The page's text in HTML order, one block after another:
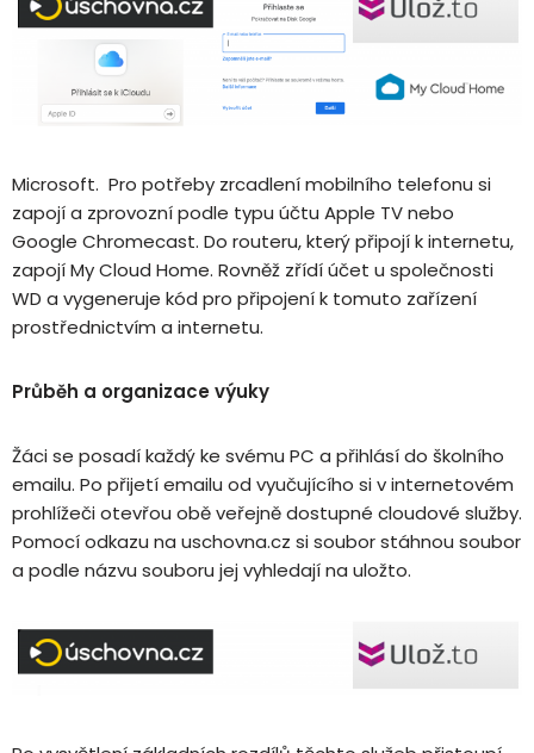
Microsoft. Pro potřeby zrcadlení mobilního telefonu si
zapojí a zprovozní podle typu účtu Apple TV nebo
Google Chromecast. Do routeru, který připojí k internetu,
zapojí My Cloud Home. Rovněž zřídí účet u společnosti
WD a vygeneruje kód pro připojení k tomuto zařízení
prostřednictvím a internetu.
Průběh a organizace výuky
Žáci se posadí každý ke svému PC a přihlásí do školního
emailu. Po přijetí emailu od vyučujícího si v internetovém
prohlížeči otevřou obě veřejně dostupné cloudové služby.
Pomocí odkazu na uschovna.cz si soubor stáhnou soubor
a podle názvu souboru jej vyhledají na uložto.